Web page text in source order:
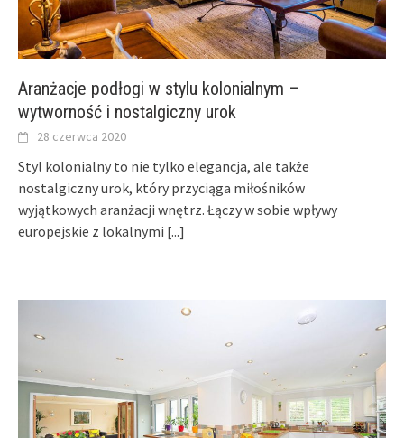
Aranżacje podłogi w stylu kolonialnym –
wytworność i nostalgiczny urok
28 czerwca 2020
Styl kolonialny to nie tylko elegancja, ale także
nostalgiczny urok, który przyciąga miłośników
wyjątkowych aranżacji wnętrz. Łączy w sobie wpływy
europejskie z lokalnymi [...]